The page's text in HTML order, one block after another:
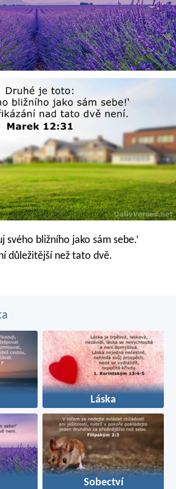
svého bližního jako sám sebe.‘
důležitější než tato dvě.
Láska
Sobectví